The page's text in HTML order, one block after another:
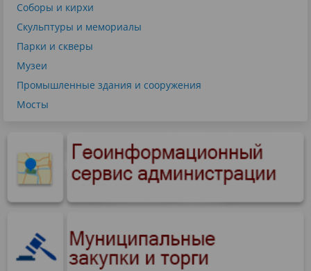
Соборы и кирхи
Скульптуры и мемориалы
Парки и скверы
Музеи
Промышленные здания и сооружения
Мосты